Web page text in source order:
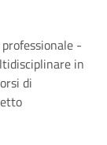
-
in
di